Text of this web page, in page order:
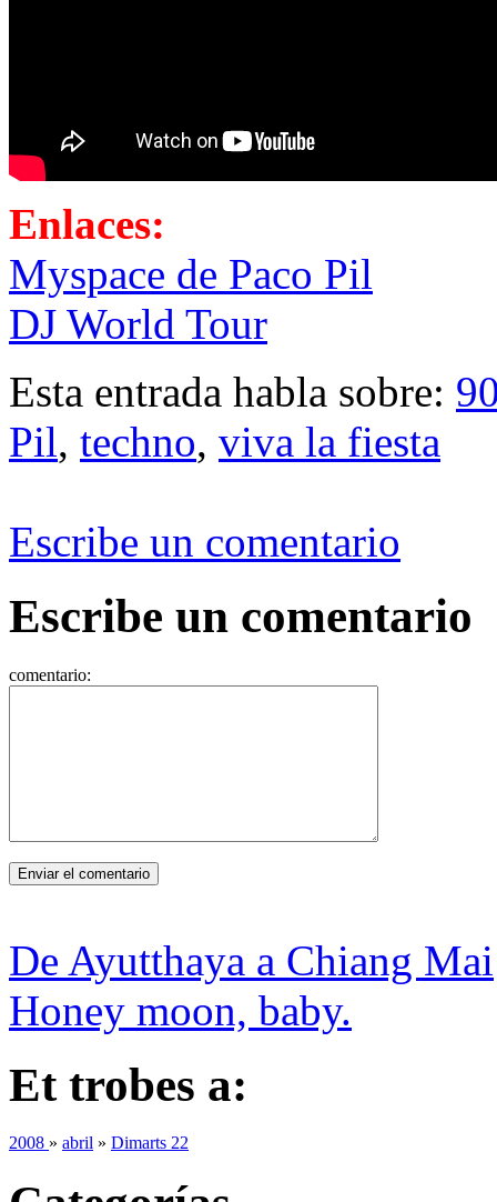
Enlaces:
Myspace de Paco Pil
DJ World Tour
Esta entrada habla sobre:
Pil, techno, viva la fiesta
Escribe un comentario
Escribe un comentario
comentario:
De Ayutthaya a Chiang Mai
Honey moon, baby.
Et trobes a:
2008 » abril » Dimarts 22